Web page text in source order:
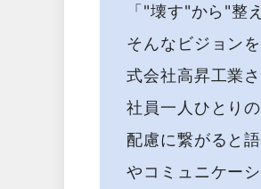
「"壊す"から"整
そんなビジョン
式会社高昇工業さ
社員一人ひとり
配慮に繋がると
やコミュニケー